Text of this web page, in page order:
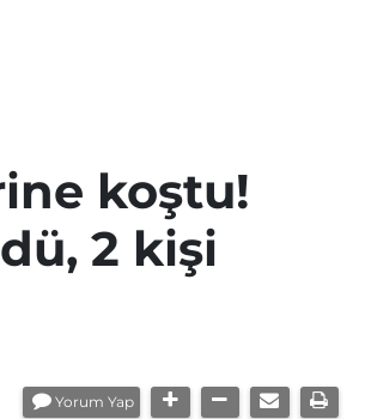
koştu!
2 kişi
Yorum Yap